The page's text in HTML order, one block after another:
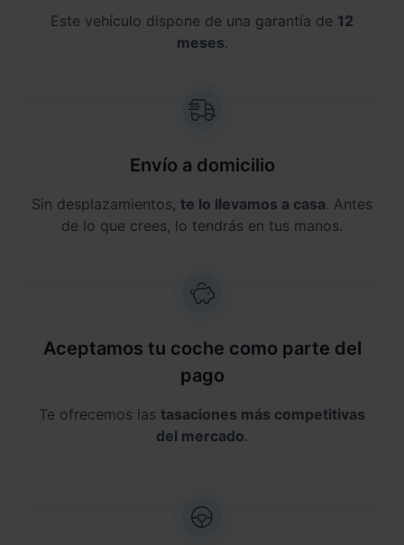
Este vehículo dispone de una garantía de 12
meses.
Envío a domicilio
Sin desplazamientos, te lo llevamos a casa. Antes
de lo que crees, lo tendrás en tus manos.
Aceptamos tu coche como parte del
pago
Te ofrecemos las tasaciones más competitivas
del mercado.